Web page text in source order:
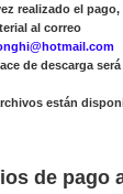
realizado el
al correo
de descarga
están
de pago